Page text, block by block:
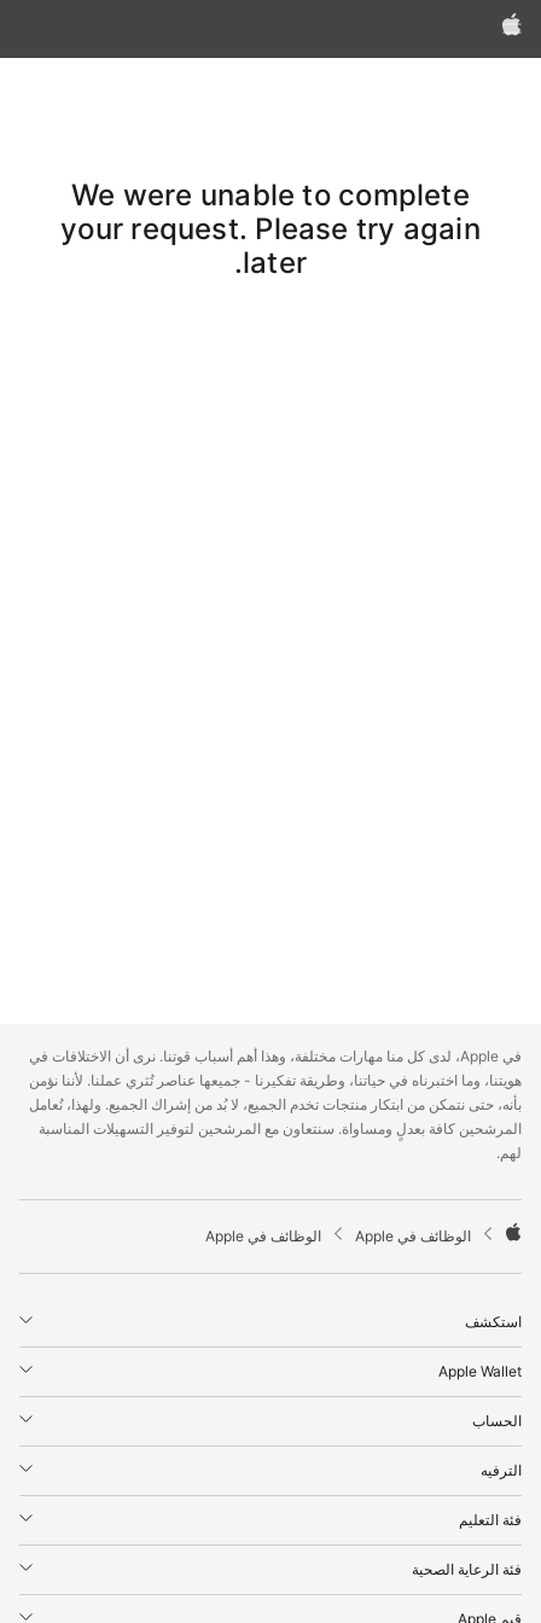
Apple‏
We were unable to complete
your request. Please try again
later.
p
p
l
e
F
o
t
r
في Apple، لدى كل منا مهارات مختلفة، وهذا أهم أسباب قوتنا. نرى أن الاختلافات في
هويتنا، وما اختبرناه في حياتنا، وطريقة تفكيرنا - جميعها عناصر تُثري عملنا. لأننا نؤمن
بأنه، حتى نتمكن من ابتكار منتجات تخدم الجميع، لا بُد من إشراك الجميع. ولهذا، نُعامل
المرشحين كافة بعدلٍ ومساواة. سنتعاون مع المرشحين لتوفير التسهيلات المناسبة
لهم.

p
l
e
الوظائف في Apple الوظائف في Apple
استكشف
Apple Wallet
الحساب
الترفيه
فئة التعليم
فئة الرعاية الصحية
قيم Apple